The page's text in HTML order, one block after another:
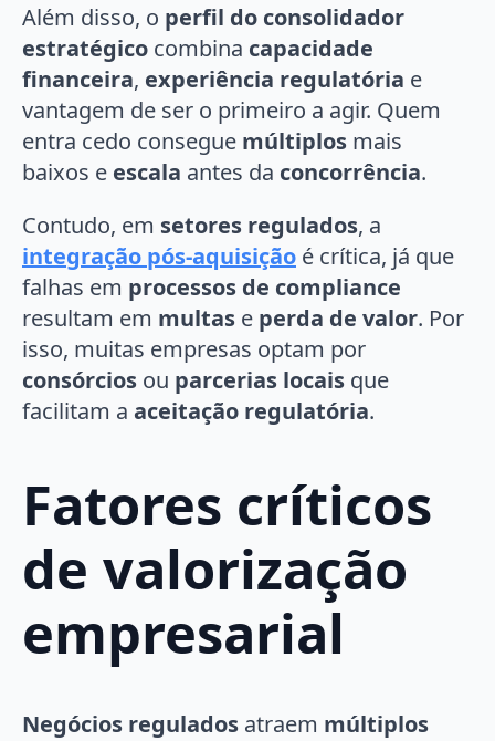
Além disso, o perfil do consolidador
estratégico combina capacidade
financeira, experiência regulatória e
vantagem de ser o primeiro a agir. Quem
entra cedo consegue múltiplos mais
baixos e escala antes da concorrência.
Contudo, em setores regulados, a
integração pós-aquisição é crítica, já que
falhas em processos de compliance
resultam em multas e perda de valor. Por
isso, muitas empresas optam por
consórcios ou parcerias locais que
facilitam a aceitação regulatória.
Fatores críticos
de valorização
empresarial
Negócios regulados atraem múltiplos